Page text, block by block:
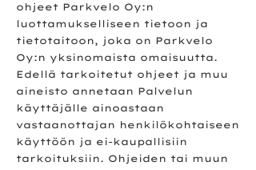
ohjeet Parkvelo Oy:n
luottamukselliseen tietoon ja
tietotaitoon, joka on Parkvelo
Oy:n yksinomaista omaisuutta.
Edellä tarkoitetut ohjeet ja muu
aineisto annetaan Palvelun
käyttäjälle ainoastaan
vastaanottajan henkilökohtaiseen
käyttöön ja ei-kaupallisiin
tarkoituksiin. Ohjeiden tai muun